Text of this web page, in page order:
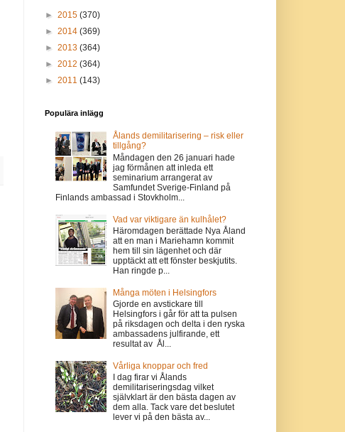
► 2015 (370)
► 2014 (369)
► 2013 (364)
► 2012 (364)
► 2011 (143)
Populära inlägg
Ålands demilitarisering – risk eller
tillgång?
Måndagen den 26 januari hade
jag förmånen att inleda ett
seminarium arrangerat av
Samfundet Sverige-Finland på
Finlands ambassad i Stovkholm...
Vad var viktigare än kulhålet?
Häromdagen berättade Nya Åland
att en man i Mariehamn kommit
hem till sin lägenhet och där
upptäckt att ett fönster beskjutits.
Han ringde p...
Många möten i Helsingfors
Gjorde en avstickare till
Helsingfors i går för att ta pulsen
på riksdagen och delta i den ryska
ambassadens julfirande, ett
resultat av Ål...
Vårliga knoppar och fred
I dag firar vi Ålands
demilitariseringsdag vilket
självklart är den bästa dagen av
dem alla. Tack vare det beslutet
lever vi på den bästa av...